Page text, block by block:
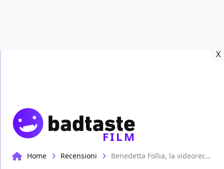
X
FILM
Home Recensioni Benedetta Follia, la videorecensione e il podcast